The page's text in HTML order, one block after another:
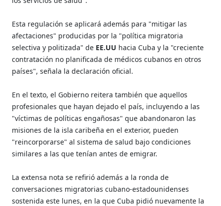
Esta regulación se aplicará además para "mitigar las
afectaciones" producidas por la "política migratoria
selectiva y politizada" de EE.UU hacia Cuba y la "creciente
contratación no planificada de médicos cubanos en otros
países", señala la declaración oficial.
En el texto, el Gobierno reitera también que aquellos
profesionales que hayan dejado el país, incluyendo a las
"víctimas de políticas engañosas" que abandonaron las
misiones de la isla caribeña en el exterior, pueden
"reincorporarse" al sistema de salud bajo condiciones
similares a las que tenían antes de emigrar.
La extensa nota se refirió además a la ronda de
conversaciones migratorias cubano-estadounidenses
sostenida este lunes, en la que Cuba pidió nuevamente la